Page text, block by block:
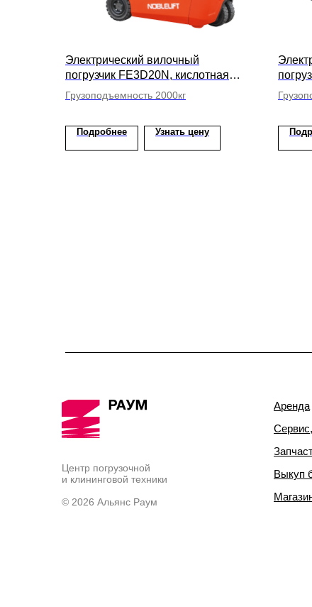
Электрический вилочный
погрузчик FE3D20N, кислотная
АКБ, высота подъема вил 4800мм
Грузоподъемность 2000кг
Подробнее Узнать цену
Центр погрузочной
и клининговой техники
© 2026 Альянс Раум
Аренда
Выкуп